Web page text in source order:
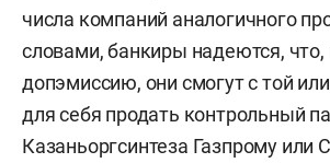
числа компаний аналогичного
словами, банкиры надеются, что,
допэмиссию, они смогут с той
для себя продать контрольный
Казаньоргсинтеза Газпрому или